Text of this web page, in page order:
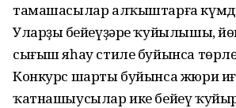
тамашасылар алҡыштарға
Уларҙың бейеүҙәре ҡуйылышы,
сығыш яһау стиле буйынса
Конкурс шарты буйынса жюри
ҡатнашыусылар ике бейеү